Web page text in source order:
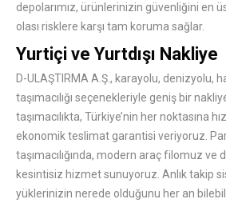
depolarımız, ürünlerinizin güvenliğini en
olası risklere karşı tam koruma sağlar.
Yurtiçi ve Yurtdışı Nakliye
D-ULAŞTIRMA A.Ş., karayolu, denizyolu,
taşımacılığı seçenekleriyle geniş bir
taşımacılıkta, Türkiye’nin her noktasına
ekonomik teslimat garantisi veriyoruz.
taşımacılığında, modern araç filomuz
kesintisiz hizmet sunuyoruz. Anlık takip
yüklerinizin nerede olduğunu her an